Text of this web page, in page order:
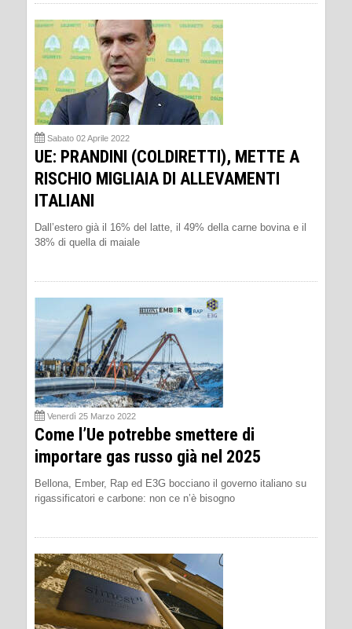
Sabato 02 Aprile 2022
UE: PRANDINI (COLDIRETTI), METTE A
RISCHIO MIGLIAIA DI ALLEVAMENTI
ITALIANI
Dall’estero già il 16% del latte, il 49% della carne bovina e il
38% di quella di maiale
Venerdì 25 Marzo 2022
Come l’Ue potrebbe smettere di
importare gas russo già nel 2025
Bellona, Ember, Rap ed E3G bocciano il governo italiano su
rigassificatori e carbone: non ce n’è bisogno